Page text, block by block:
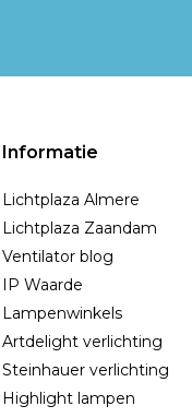
Informatie
Lichtplaza Almere
Lichtplaza Zaandam
Ventilator blog
IP Waarde
Lampenwinkels
Artdelight verlichting
Steinhauer verlichting
Highlight lampen